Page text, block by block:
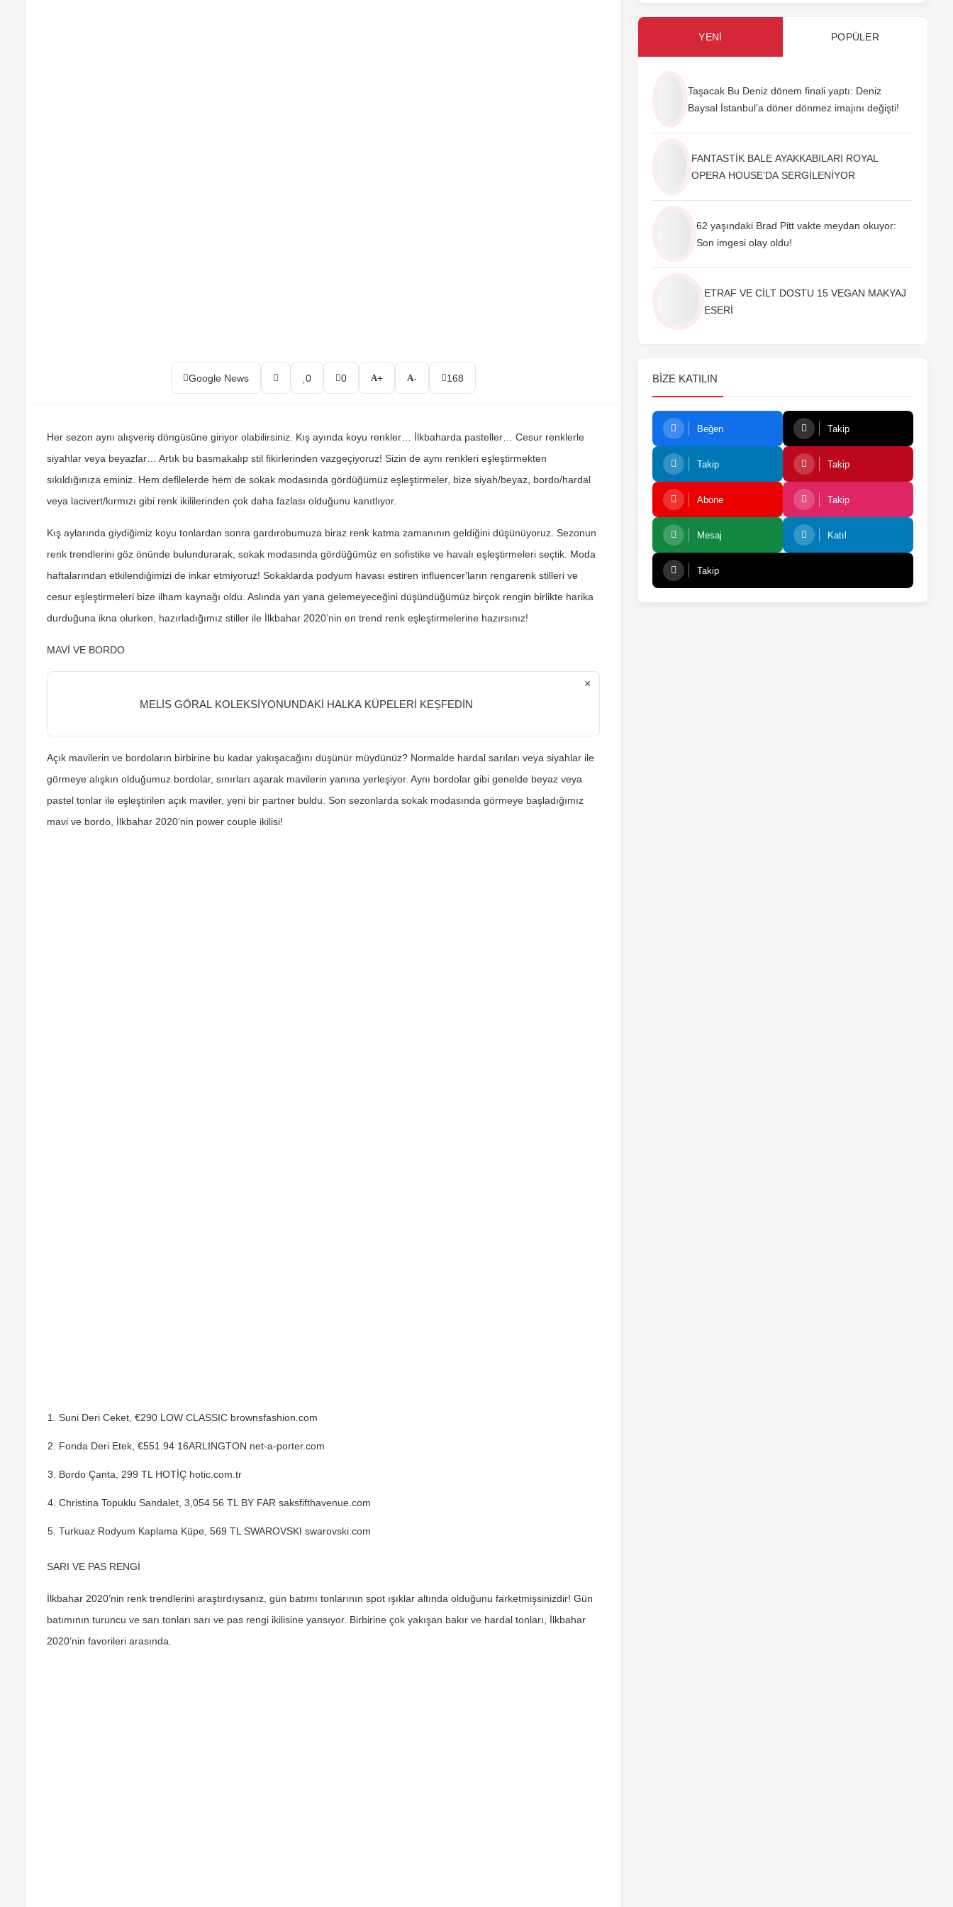
Google News 0 0 + - 168
Her sezon aynı alışveriş döngüsüne giriyor olabilirsiniz. Kış ayında koyu renkler… İlkbaharda pasteller… Cesur renklerle
siyahlar veya beyazlar… Artık bu basmakalıp stil fikirlerinden vazgeçiyoruz! Sizin de aynı renkleri eşleştirmekten
sıkıldığınıza eminiz. Hem defilelerde hem de sokak modasında gördüğümüz eşleştirmeler, bize siyah/beyaz, bordo/hardal
veya lacivert/kırmızı gibi renk ikililerinden çok daha fazlası olduğunu kanıtlıyor.
Kış aylarında giydiğimiz koyu tonlardan sonra gardırobumuza biraz renk katma zamanının geldiğini düşünüyoruz. Sezonun
renk trendlerini göz önünde bulundurarak, sokak modasında gördüğümüz en sofistike ve havalı eşleştirmeleri seçtik. Moda
haftalarından etkilendiğimizi de inkar etmiyoruz! Sokaklarda podyum havası estiren influencer'ların rengarenk stilleri ve
cesur eşleştirmeleri bize ilham kaynağı oldu. Aslında yan yana gelemeyeceğini düşündüğümüz birçok rengin birlikte harika
durduğuna ikna olurken, hazırladığımız stiller ile İlkbahar 2020’nin en trend renk eşleştirmelerine hazırsınız!
MAVİ VE BORDO
MELİS GÖRAL KOLEKSİYONUNDAKİ HALKA KÜPELERİ KEŞFEDİN
×
Açık mavilerin ve bordoların birbirine bu kadar yakışacağını düşünür müydünüz? Normalde hardal sarıları veya siyahlar ile
görmeye alışkın olduğumuz bordolar, sınırları aşarak mavilerin yanına yerleşiyor. Aynı bordolar gibi genelde beyaz veya
pastel tonlar ile eşleştirilen açık maviler, yeni bir partner buldu. Son sezonlarda sokak modasında görmeye başladığımız
mavi ve bordo, İlkbahar 2020’nin power couple ikilisi!
Suni Deri Ceket, €290 LOW CLASSIC brownsfashion.com
Fonda Deri Etek, €551.94 16ARLINGTON net-a-porter.com
Bordo Çanta, 299 TL HOTİÇ hotic.com.tr
Christina Topuklu Sandalet, 3,054.56 TL BY FAR saksfifthavenue.com
Turkuaz Rodyum Kaplama Küpe, 569 TL SWAROVSKI swarovski.com
SARI VE PAS RENGİ
İlkbahar 2020’nin renk trendlerini araştırdıysanız, gün batımı tonlarının spot ışıklar altında olduğunu farketmişsinizdir! Gün
batımının turuncu ve sarı tonları sarı ve pas rengi ikilisine yansıyor. Birbirine çok yakışan bakır ve hardal tonları, İlkbahar
2020’nin favorileri arasında.
YENI POPÜLER
Taşacak Bu Deniz dönem finali yaptı: Deniz
Baysal İstanbul’a döner dönmez imajını değişti!
FANTASTİK BALE AYAKKABILARI ROYAL
OPERA HOUSE’DA SERGİLENİYOR
62 yaşındaki Brad Pitt vakte meydan okuyor:
Son imgesi olay oldu!
ETRAF VE CİLT DOSTU 15 VEGAN MAKYAJ
ESERİ
BIZE KATILIN
Beğen Takip
Takip Takip
Abone Takip
Mesaj Katıl
Takip